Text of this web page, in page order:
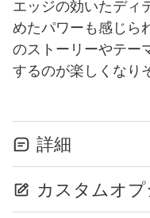
エッジの効いたディ
めたパワーも感じら
のストーリーやテー
するのが楽しくなり
詳細
カスタムオ